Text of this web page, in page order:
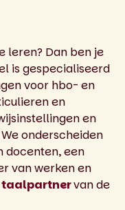
leren? Dan ben je
is gespecialiseerd
voor hbo- en
en
en
onderscheiden
docenten, een
van werken en
taalpartnervan de